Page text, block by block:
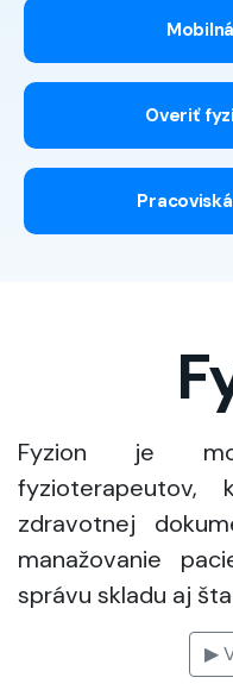
Overiť
Fyzion je
fyzioterapeutov,
zdravotnej
manažovanie
správu skladu aj
▶